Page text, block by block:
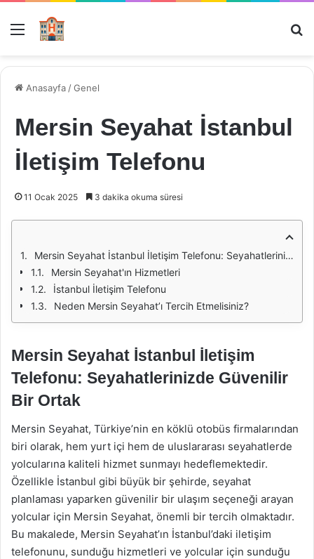
Menü
Anasayfa /Genel
Mersin Seyahat İstanbul
İletişim Telefonu
11 Ocak 2025 3 dakika okuma süresi
Mersin Seyahat İstanbul İletişim Telefonu: Seyahatlerinizde Güvenilir Bir Ortak
Mersin Seyahat'ın Hizmetleri
İstanbul İletişim Telefonu
Neden Mersin Seyahat’ı Tercih Etmelisiniz?
Mersin Seyahat İstanbul İletişim
Telefonu: Seyahatlerinizde Güvenilir
Bir Ortak
Mersin Seyahat, Türkiye’nin en köklü otobüs firmalarından
biri olarak, hem yurt içi hem de uluslararası seyahatlerde
yolcularına kaliteli hizmet sunmayı hedeflemektedir.
Özellikle İstanbul gibi büyük bir şehirde, seyahat
planlaması yaparken güvenilir bir ulaşım seçeneği arayan
yolcular için Mersin Seyahat, önemli bir tercih olmaktadır.
Bu makalede, Mersin Seyahat’ın İstanbul’daki iletişim
telefonunu, sunduğu hizmetleri ve yolcular için sunduğu